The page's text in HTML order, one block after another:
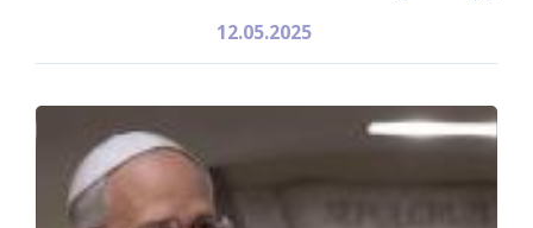
12.05.2025